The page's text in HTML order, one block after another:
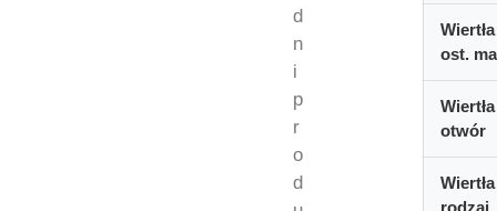
d
n
i
p
r
o
d
Wiertła
ost.
Wiertła
otwór
Wiertła
rodzaj